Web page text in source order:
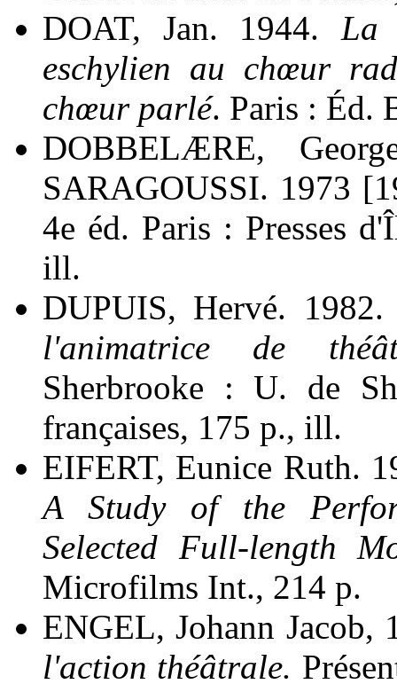
DOAT, Jan. 1944. La
eschylien au chœur
chœur parlé. Paris : Éd.
DOBBELÆRE,
SARAGOUSSI. 1973
4e éd. Paris : Presses
ill.
DUPUIS, Hervé.
l'animatrice de
Sherbrooke : U. de
françaises, 175 p., ill.
EIFERT, Eunice Ruth.
A Study of the
Selected Full-length
Microfilms Int., 214 p.
ENGEL, Johann
l'action théâtrale.